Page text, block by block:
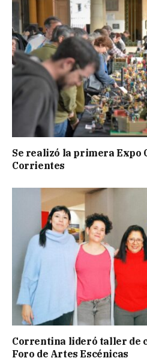
Se realizó la primera Expo
Corrientes
Correntina lideró taller de
Foro de Artes Escénicas